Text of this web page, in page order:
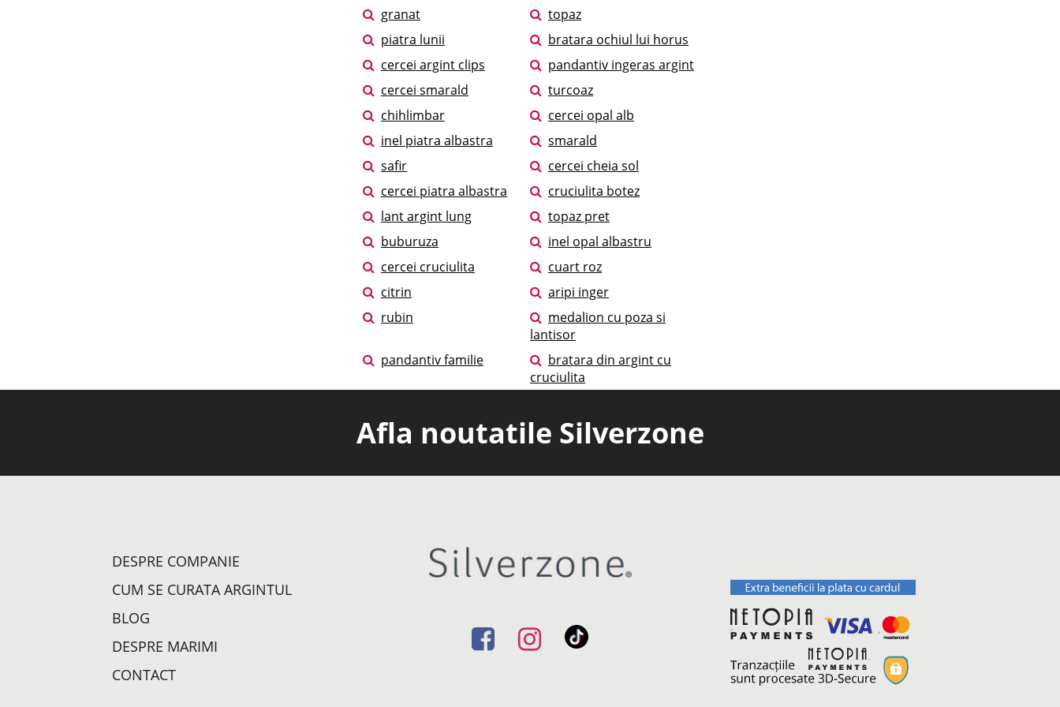
granat
topaz
piatra lunii
bratara ochiul lui horus
cercei argint clips
pandantiv ingeras argint
cercei smarald
turcoaz
chihlimbar
cercei opal alb
inel piatra albastra
smarald
safir
cercei cheia sol
cercei piatra albastra
cruciulita botez
lant argint lung
topaz pret
buburuza
inel opal albastru
cercei cruciulita
cuart roz
citrin
aripi inger
rubin
medalion cu poza si
lantisor
pandantiv familie
bratara din argint cu
cruciulita
Afla noutatile Silverzone
DESPRE COMPANIE
CUM SE CURATA ARGINTUL
BLOG
DESPRE MARIMI
CONTACT